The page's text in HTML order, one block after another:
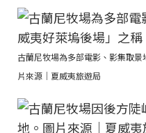
古蘭尼牧場為多部電影、影集取
片來源｜夏威夷旅遊局